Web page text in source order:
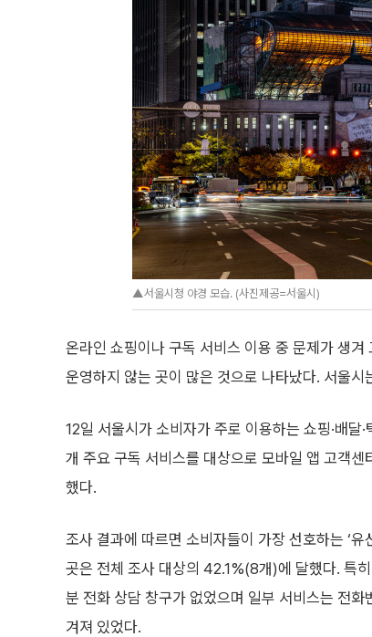
▲서울시청 야경 모습. (사진제공=서울시)
온라인 쇼핑이나 구독 서비스 이용 중 문제가 생
운영하지 않는 곳이 많은 것으로 나타났다. 서울시
12일 서울시가 소비자가 주로 이용하는 쇼핑·배달·
개 주요 구독 서비스를 대상으로 모바일 앱 고객
했다.
조사 결과에 따르면 소비자들이 가장 선호하는 ‘
곳은 전체 조사 대상의 42.1%(8개)에 달했다. 특
분 전화 상담 창구가 없었으며 일부 서비스는 전
겨져 있었다.